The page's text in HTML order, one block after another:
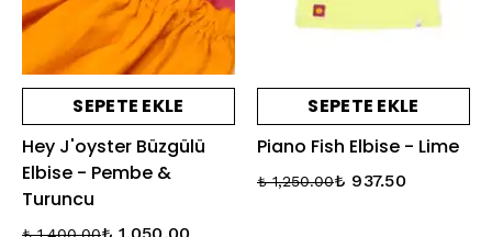
SEPETE EKLE
Hey J'oyster Büzgülü
Elbise - Pembe &
Turuncu
SEPETE EKLE
Piano Fish Elbise - Lime
₺ 1,250.00₺ 937.50